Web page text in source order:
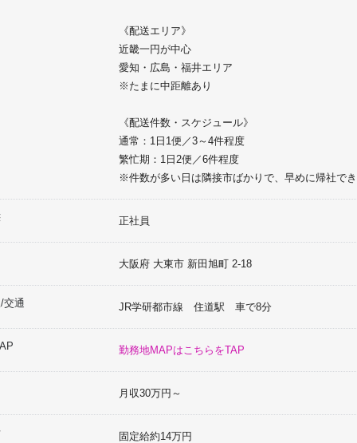
《配送エリア》
近畿一円が中心
愛知・広島・福井エリア
※たまに中距離あり
《配送件数・スケジュール》
通常：1日1便／3～4件程度
繁忙期：1日2便／6件程度
※件数が多い日は隣接市ばかりで、早めに帰社でき
正社員
大阪府 大東市 新田旭町 2-18
交通 JR学研都市線 住道駅 車で8分
勤務地MAPはこちらをTAP
月収30万円～
固定給約14万円